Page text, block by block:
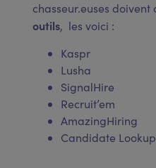
chasseur.euses doivent
outils, les voici :
Kaspr
Lusha
SignalHire
Recruit’em
AmazingHiring
Candidate